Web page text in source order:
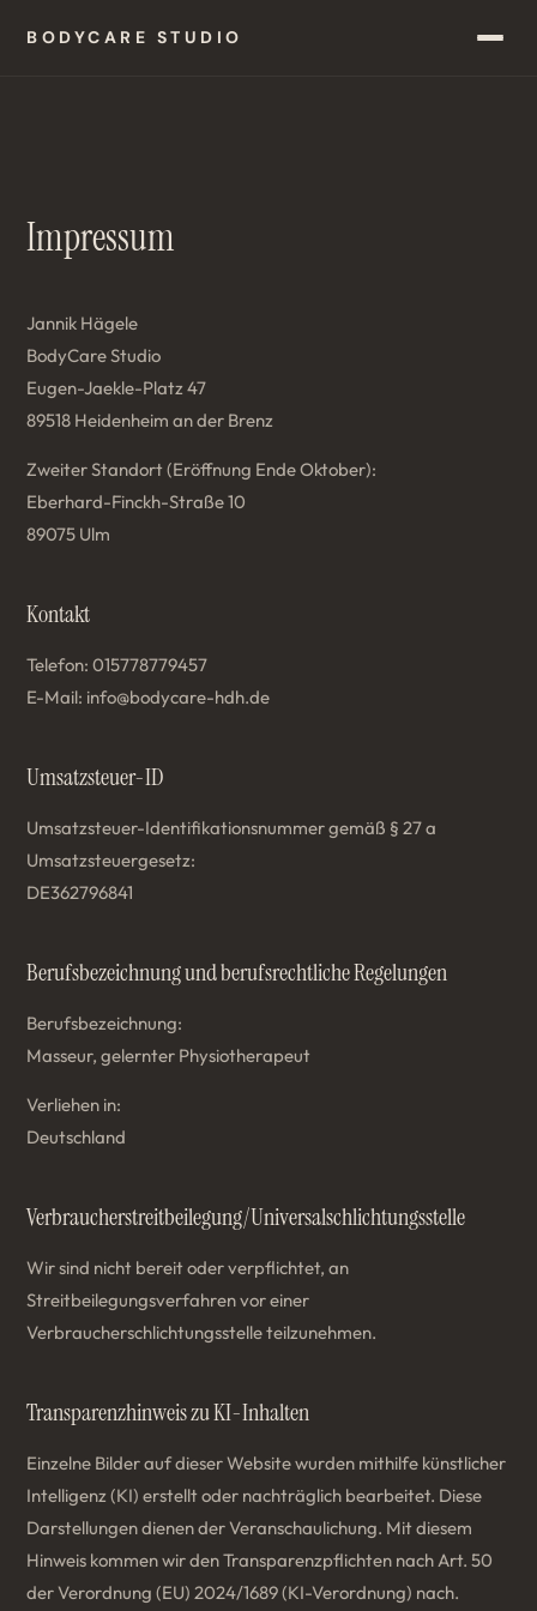
BODYCARE STUDIO
Impressum
Jannik Hägele
BodyCare Studio
Eugen-Jaekle-Platz 47
89518 Heidenheim an der Brenz
Zweiter Standort (Eröffnung Ende Oktober):
Eberhard-Finckh-Straße 10
89075 Ulm
Kontakt
Telefon: 015778779457
E-Mail: info@bodycare-hdh.de
Umsatzsteuer-ID
Umsatzsteuer-Identifikationsnummer gemäß § 27 a
Umsatzsteuergesetz:
DE362796841
Berufsbezeichnung und berufsrechtliche Regelungen
Berufsbezeichnung:
Masseur, gelernter Physiotherapeut
Verliehen in:
Deutschland
Verbraucher­streit­beilegung/Universal­schlichtungs­stelle
Wir sind nicht bereit oder verpflichtet, an
Streitbeilegungsverfahren vor einer
Verbraucherschlichtungsstelle teilzunehmen.
Transparenzhinweis zu KI-Inhalten
Einzelne Bilder auf dieser Website wurden mithilfe künstlicher
Intelligenz (KI) erstellt oder nachträglich bearbeitet. Diese
Darstellungen dienen der Veranschaulichung. Mit diesem
Hinweis kommen wir den Transparenzpflichten nach Art. 50
der Verordnung (EU) 2024/1689 (KI-Verordnung) nach.